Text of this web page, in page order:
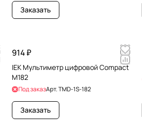
Заказать
914 ₽
IEK Мультиметр цифровой Compact
M182
Под заказАрт.TMD-1S-182
Заказать